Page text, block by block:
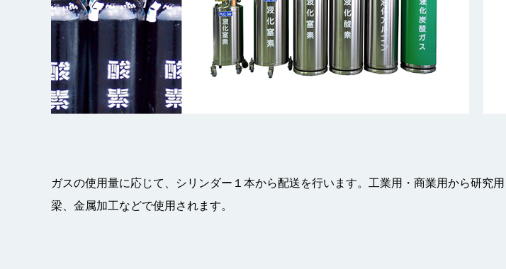
ガスの使用量に応じて、シリンダー１本から配送を行います。工業用・商業用から研究
梁、金属加工などで使用されます。